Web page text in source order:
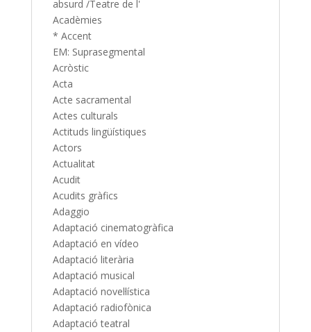
absurd /Teatre de l'
Acadèmies
* Accent
EM: Suprasegmental
Acròstic
Acta
Acte sacramental
Actes culturals
Actituds lingüístiques
Actors
Actualitat
Acudit
Acudits gràfics
Adaggio
Adaptació cinematogràfica
Adaptació en vídeo
Adaptació literària
Adaptació musical
Adaptació novel·lística
Adaptació radiofònica
Adaptació teatral